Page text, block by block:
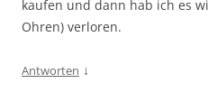
kaufen und dann hab ich es
Ohren) verloren.
Antworten ↓